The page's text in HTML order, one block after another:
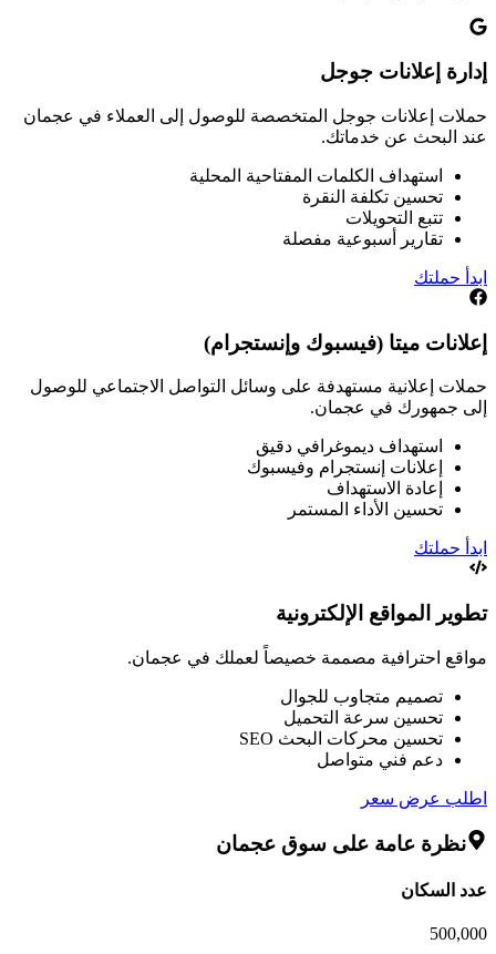
إدارة إعلانات جوجل
حملات إعلانات جوجل المتخصصة للوصول إلى العملاء في عجمان
عند البحث عن خدماتك.
استهداف الكلمات المفتاحية المحلية
تحسين تكلفة النقرة
تتبع التحويلات
تقارير أسبوعية مفصلة
ابدأ حملتك
إعلانات ميتا (فيسبوك وإنستجرام)
حملات إعلانية مستهدفة على وسائل التواصل الاجتماعي للوصول
إلى جمهورك في عجمان.
استهداف ديموغرافي دقيق
إعلانات إنستجرام وفيسبوك
إعادة الاستهداف
تحسين الأداء المستمر
ابدأ حملتك
تطوير المواقع الإلكترونية
مواقع احترافية مصممة خصيصاً لعملك في عجمان.
تصميم متجاوب للجوال
تحسين سرعة التحميل
تحسين محركات البحث SEO
دعم فني متواصل
اطلب عرض سعر
نظرة عامة على سوق عجمان
عدد السكان
500,000